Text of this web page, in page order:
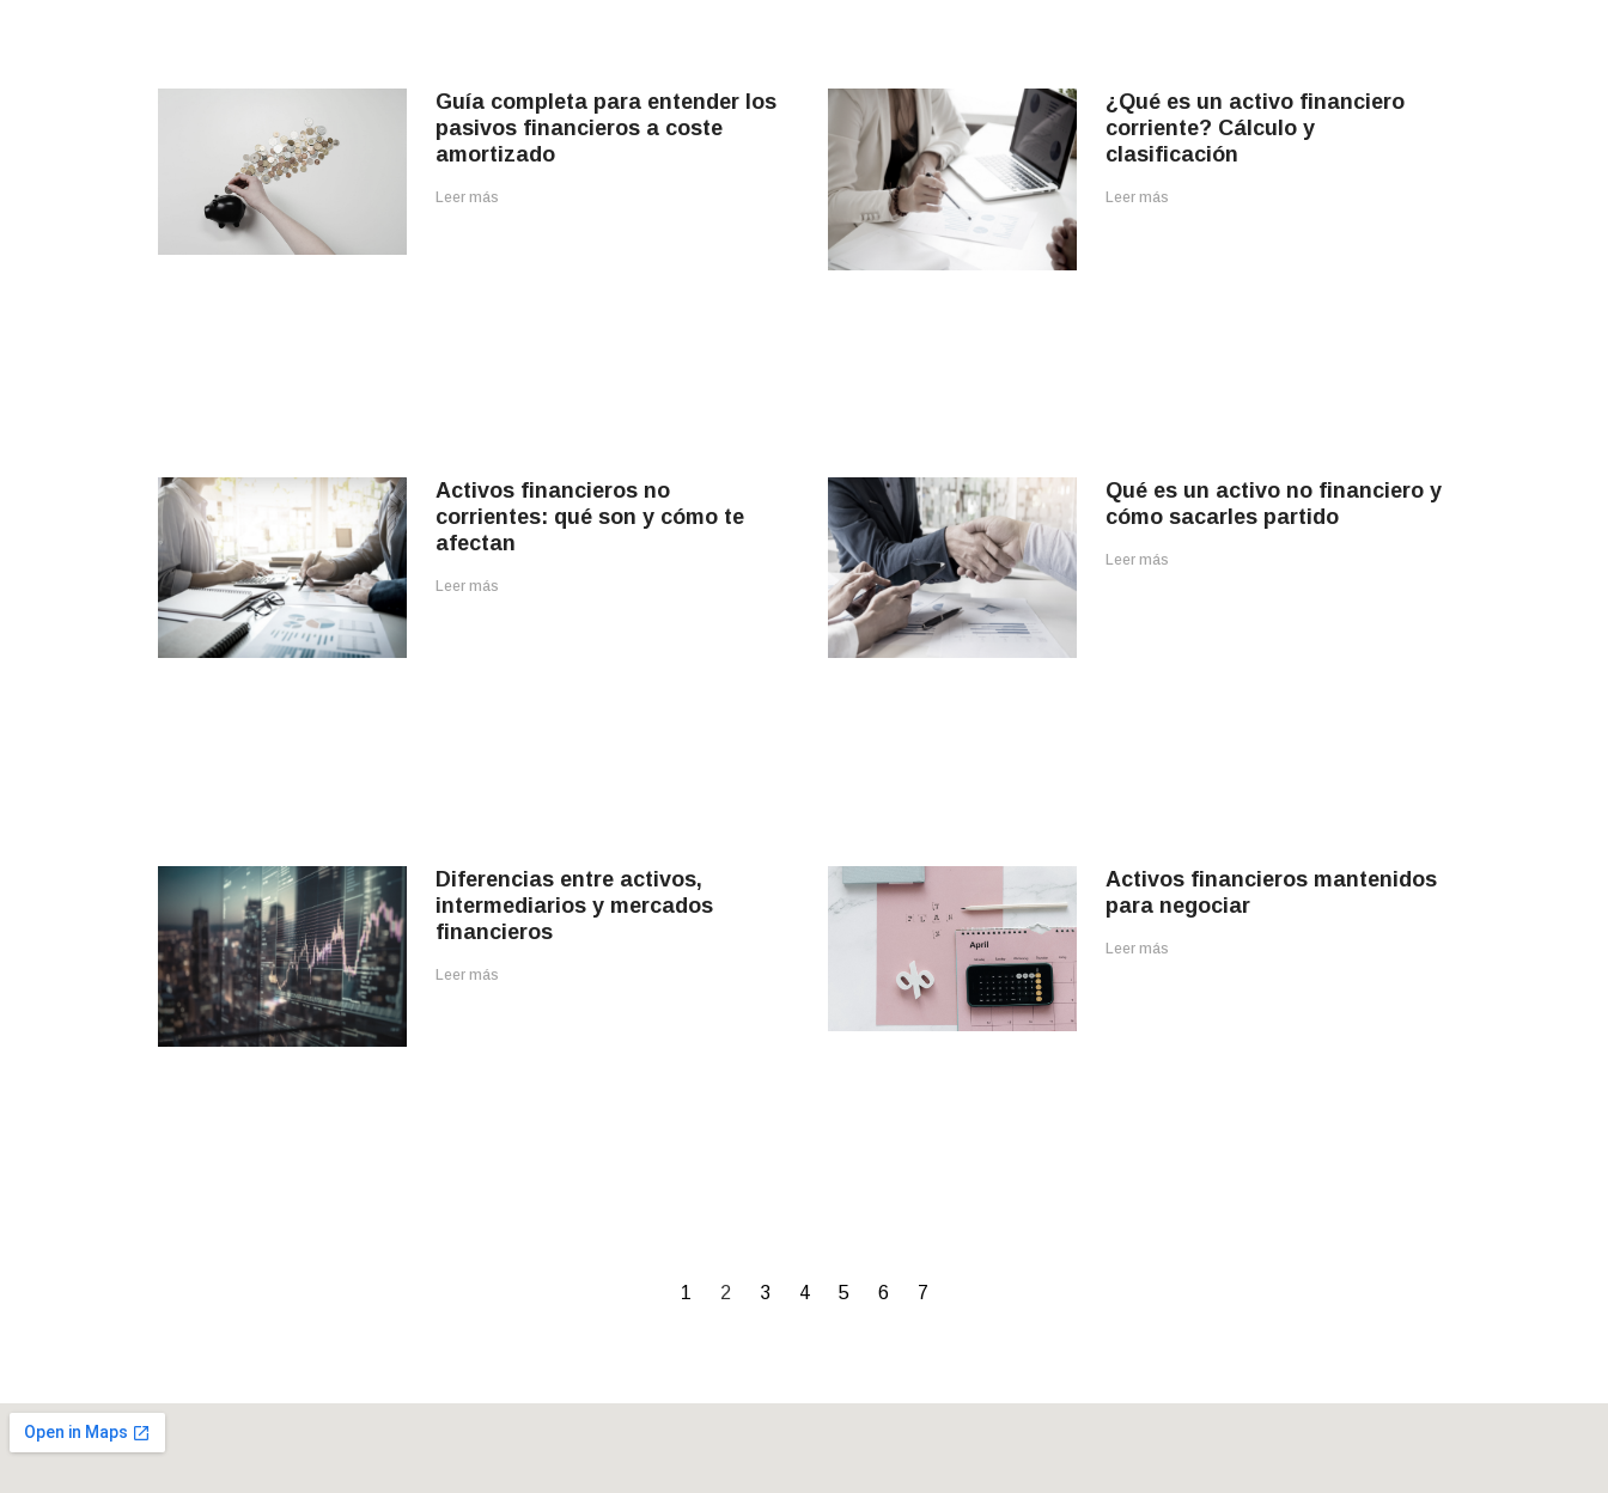
Guía completa para entender los
pasivos financieros a coste
amortizado
Leer más
¿Qué es un activo financiero
corriente? Cálculo y
clasificación
Leer más
Activos financieros no
corrientes: qué son y cómo te
afectan
Leer más
Qué es un activo no financiero y
cómo sacarles partido
Leer más
Diferencias entre activos,
intermediarios y mercados
financieros
Leer más
Activos financieros mantenidos
para negociar
Leer más
1 2 3 4 5 6 7